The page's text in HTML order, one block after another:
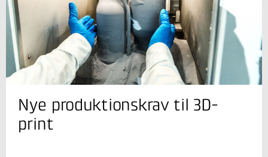
Jeg er din kontaktperson
Brian Lykke Christensen
Sektionsleder
Industriel 3D print
Nye produktionskrav til 3D-
print